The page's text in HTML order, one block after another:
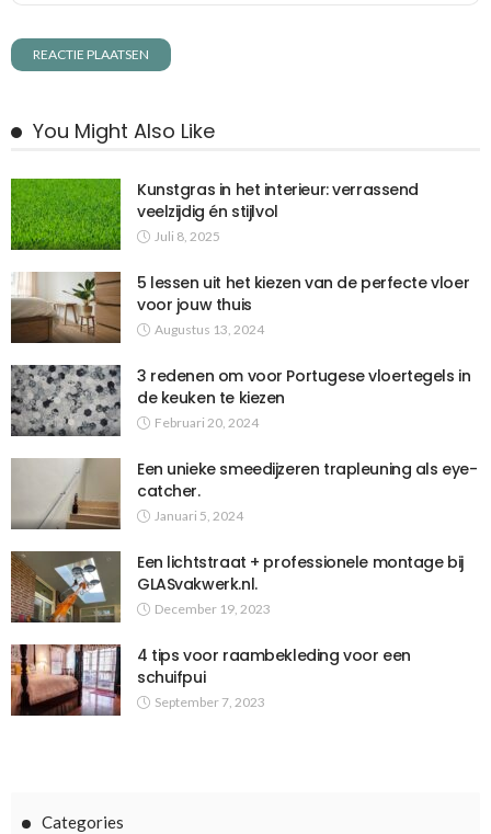
You Might Also Like
Kunstgras in het interieur: verrassend
veelzijdig én stijlvol
Juli 8, 2025
5 lessen uit het kiezen van de perfecte vloer
voor jouw thuis
Augustus 13, 2024
3 redenen om voor Portugese vloertegels in
de keuken te kiezen
Februari 20, 2024
Een unieke smeedijzeren trapleuning als eye-
catcher.
Januari 5, 2024
Een lichtstraat + professionele montage bij
GLASvakwerk.nl.
December 19, 2023
4 tips voor raambekleding voor een
schuifpui
September 7, 2023
Categories